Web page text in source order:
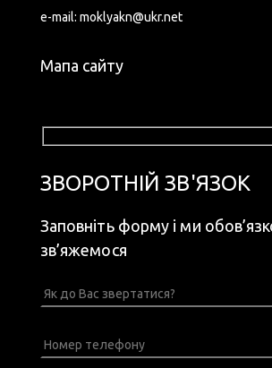
e-mail: moklyakn@ukr.net
Мапа сайту
ЗВОРОТНІЙ ЗВ'ЯЗОК
Заповніть форму і ми
зв’яжемося